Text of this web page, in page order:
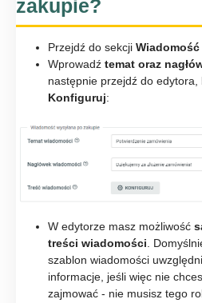
zakupie?
Przejdź do sekcji Wiadomość
Wprowadź temat oraz
następnie przejdź do edytora,
Konfiguruj:
W edytorze masz możliwość
treści wiadomości.
szablon wiadomości
informacje, jeśli więc nie
zajmować - nie musisz tego